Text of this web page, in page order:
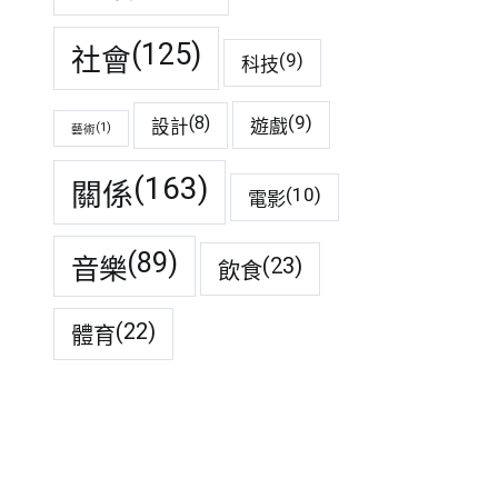
社會(125) 科技(9)
藝術(1) 設計(8) 遊戲(9)
關係(163) 電影(10)
音樂(89) 飲食(23)
體育(22)